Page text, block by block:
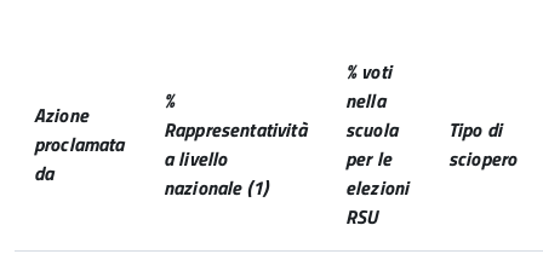
Azione
proclamata
da
%
Rappresentatività
a livello
nazionale (1)
% voti
nella
scuola
per le
elezioni
RSU
Tipo di
sciopero